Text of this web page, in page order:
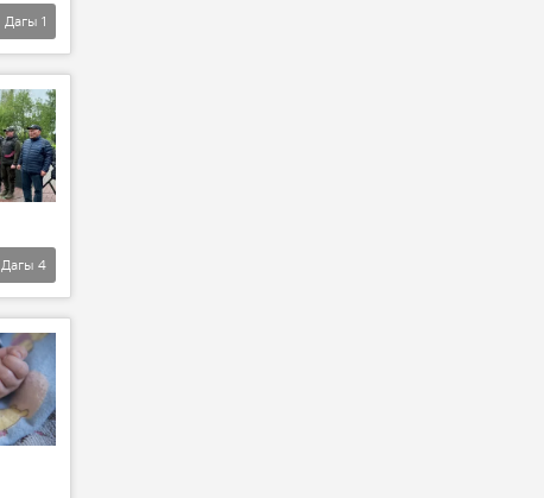
Дагы 1
Дагы 4